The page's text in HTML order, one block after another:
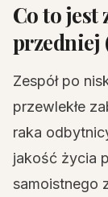
Co to jest
przedniej
Zespół po
przewlekłe
raka
jakość życia
samoistnego